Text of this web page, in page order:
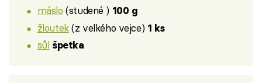
máslo (studené ) 100 g
žloutek(z velkého vejce) 1 ks
sůl špetka